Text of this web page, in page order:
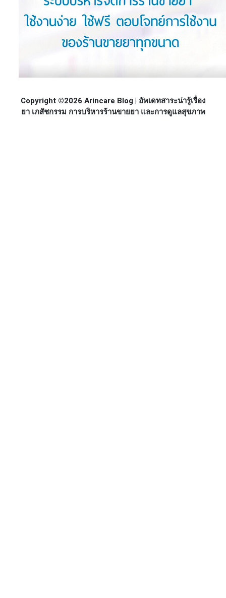
Copyright ©2026 Arincare Blog | อัพเดทสาระน่ารู้เรื่อง
ยา เภสัชกรรม การบริหารร้านขายยา และการดูแลสุขภาพ